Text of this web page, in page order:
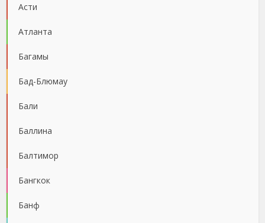
Асти
Атланта
Багамы
Бад-Блюмау
Бали
Баллина
Балтимор
Бангкок
Банф